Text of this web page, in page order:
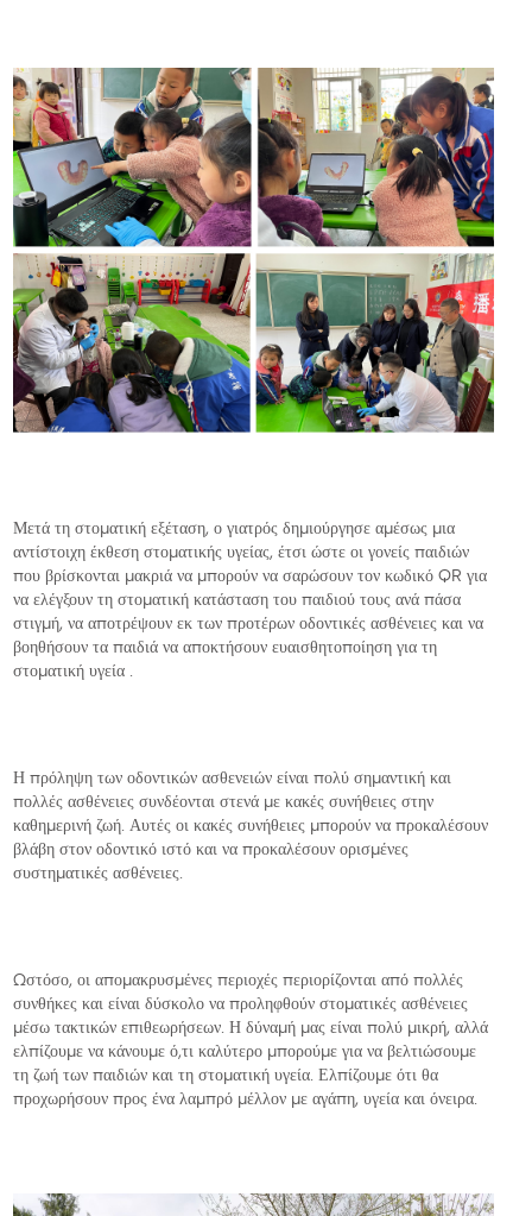
Μετά τη στοματική εξέταση, ο γιατρός δημιούργησε αμέσως μια
αντίστοιχη έκθεση στοματικής υγείας, έτσι ώστε οι γονείς παιδιών
που βρίσκονται μακριά να μπορούν να σαρώσουν τον κωδικό QR για
να ελέγξουν τη στοματική κατάσταση του παιδιού τους ανά πάσα
στιγμή, να αποτρέψουν εκ των προτέρων οδοντικές ασθένειες και να
βοηθήσουν τα παιδιά να αποκτήσουν ευαισθητοποίηση για τη
στοματική υγεία .
Η πρόληψη των οδοντικών ασθενειών είναι πολύ σημαντική και
πολλές ασθένειες συνδέονται στενά με κακές συνήθειες στην
καθημερινή ζωή. Αυτές οι κακές συνήθειες μπορούν να προκαλέσουν
βλάβη στον οδοντικό ιστό και να προκαλέσουν ορισμένες
συστηματικές ασθένειες.
Ωστόσο, οι απομακρυσμένες περιοχές περιορίζονται από πολλές
συνθήκες και είναι δύσκολο να προληφθούν στοματικές ασθένειες
μέσω τακτικών επιθεωρήσεων. Η δύναμή μας είναι πολύ μικρή, αλλά
ελπίζουμε να κάνουμε ό,τι καλύτερο μπορούμε για να βελτιώσουμε
τη ζωή των παιδιών και τη στοματική υγεία. Ελπίζουμε ότι θα
προχωρήσουν προς ένα λαμπρό μέλλον με αγάπη, υγεία και όνειρα.